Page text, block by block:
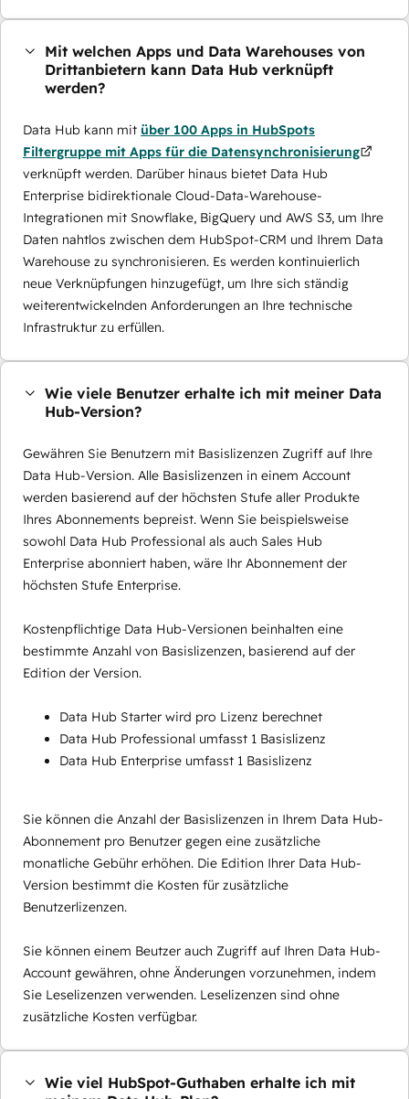
Mit welchen Apps und Data Warehouses von
Drittanbietern kann Data Hub verknüpft
werden?
Data Hub kann mit über 100 Apps in HubSpots
Filtergruppe mit Apps für die Datensynchronisierung
verknüpft werden. Darüber hinaus bietet Data Hub
Enterprise bidirektionale Cloud-Data-Warehouse-
Integrationen mit Snowflake, BigQuery und AWS S3, um Ihre
Daten nahtlos zwischen dem HubSpot-CRM und Ihrem Data
Warehouse zu synchronisieren. Es werden kontinuierlich
neue Verknüpfungen hinzugefügt, um Ihre sich ständig
weiterentwickelnden Anforderungen an Ihre technische
Infrastruktur zu erfüllen.
Wie viele Benutzer erhalte ich mit meiner Data
Hub-Version?
Gewähren Sie Benutzern mit Basislizenzen Zugriff auf Ihre
Data Hub-Version. Alle Basislizenzen in einem Account
werden basierend auf der höchsten Stufe aller Produkte
Ihres Abonnements bepreist. Wenn Sie beispielsweise
sowohl Data Hub Professional als auch Sales Hub
Enterprise abonniert haben, wäre Ihr Abonnement der
höchsten Stufe Enterprise.
Kostenpflichtige Data Hub-Versionen beinhalten eine
bestimmte Anzahl von Basislizenzen, basierend auf der
Edition der Version.
Data Hub Starter wird pro Lizenz berechnet
Data Hub Professional umfasst 1 Basislizenz
Data Hub Enterprise umfasst 1 Basislizenz
Sie können die Anzahl der Basislizenzen in Ihrem Data Hub-
Abonnement pro Benutzer gegen eine zusätzliche
monatliche Gebühr erhöhen. Die Edition Ihrer Data Hub-
Version bestimmt die Kosten für zusätzliche
Benutzerlizenzen.
Sie können einem Beutzer auch Zugriff auf Ihren Data Hub-
Account gewähren, ohne Änderungen vorzunehmen, indem
Sie Leselizenzen verwenden. Leselizenzen sind ohne
zusätzliche Kosten verfügbar.
Wie viel HubSpot-Guthaben erhalte ich mit